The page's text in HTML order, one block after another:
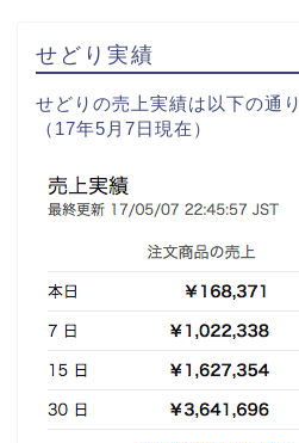
せどり実績
せどりの売上実績は以下の通り
（17年5月7日現在）